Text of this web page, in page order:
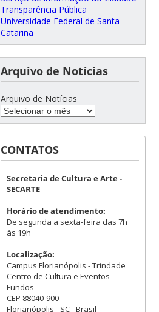
Transparência Pública
Universidade Federal de Santa
Catarina
Arquivo de Notícias
Arquivo de Notícias
CONTATOS
Secretaria de Cultura e Arte -
SECARTE
Horário de atendimento:
De segunda a sexta-feira das 7h
às 19h
Localização:
Campus Florianópolis - Trindade
Centro de Cultura e Eventos -
Fundos
CEP 88040-900
Florianópolis - SC - Brasil